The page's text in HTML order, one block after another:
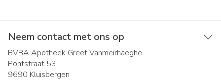
Neem contact met ons op
BVBA Apotheek Greet Vanmeirhaeghe
Pontstraat 53
9690 Kluisbergen